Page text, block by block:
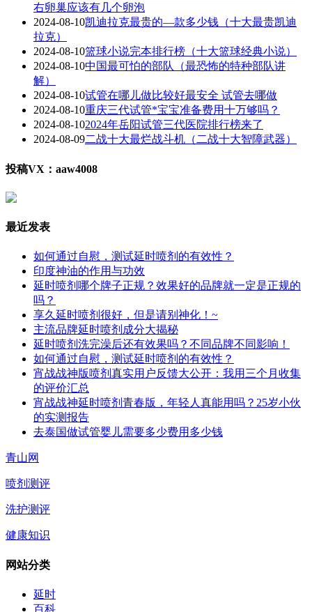
右卵巢应该有几个卵泡
2024-08-10凯迪拉克最贵的—款多少钱（十大最贵凯迪
拉克）
2024-08-10篮球小说完本排行榜（十大篮球经典小说）
2024-08-10中国最可怕的部队（最恐怖的特种部队讲
解）
2024-08-10试管在哪儿做比较好最安全 试管去哪做
2024-08-10重庆三代试管*宝宝准备费用十万够吗？
2024-08-102024年岳阳试管三代医院排行榜来了
2024-08-09二战十大最烂战斗机（二战十大智障武器）
投稿VX：aaw4008
最近发表
如何通过自慰，测试延时喷剂的有效性？
印度神油的作用与功效
延时喷剂哪个牌子正规？效果好的品牌就一定是正规的
吗？
享久延时喷剂很好，但是请别神化！~
主流品牌延时喷剂成分大揭秘
延时喷剂洗完澡后还有效果吗？不同品牌不同影响！
如何通过自慰，测试延时喷剂的有效性？
宵战战神版喷剂真实用户反馈大公开：我用三个月收集
的评价汇总
宵战战神延时喷剂青春版，年轻人真能用吗？25岁小伙
的实测报告
去泰国做试管婴儿需要多少费用多少钱
青山网
喷剂测评
洗护测评
健康知识
网站分类
延时
百科